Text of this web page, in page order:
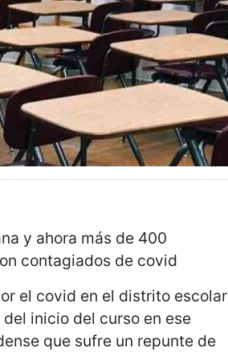
y ahora más de 400
contagiados de covid
el covid en el distrito escolar
inicio del curso en ese
que sufre un repunte de